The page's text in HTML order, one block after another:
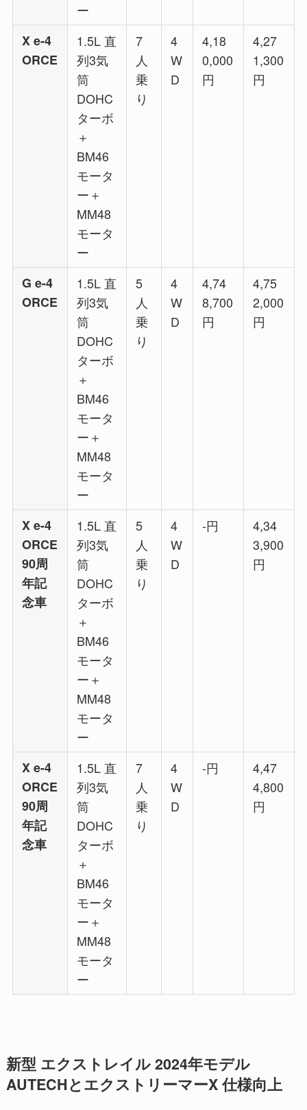
ー
X e-4
ORCE
1.5L 直
列3気
筒
DOHC
ターボ
＋
BM46
モータ
ー＋
MM48
モータ
ー
7
人
乗
り
4
W
D
4,18
0,000
円
4,27
1,300
円
G e-4
ORCE
1.5L 直
列3気
筒
DOHC
ターボ
＋
BM46
モータ
ー＋
MM48
モータ
ー
5
人
乗
り
4
W
D
4,74
8,700
円
4,75
2,000
円
X e-4
ORCE
90周
年記
念車
1.5L 直
列3気
筒
DOHC
ターボ
＋
BM46
モータ
ー＋
MM48
モータ
ー
5
人
乗
り
4
W
D
-円
4,34
3,900
円
X e-4
ORCE
90周
年記
念車
1.5L 直
列3気
筒
DOHC
ターボ
＋
BM46
モータ
ー＋
MM48
モータ
ー
7
人
乗
り
4
W
D
-円
4,47
4,800
円
新型 エクストレイル 2024年モデル
AUTECHとエクストリーマーX 仕様向上